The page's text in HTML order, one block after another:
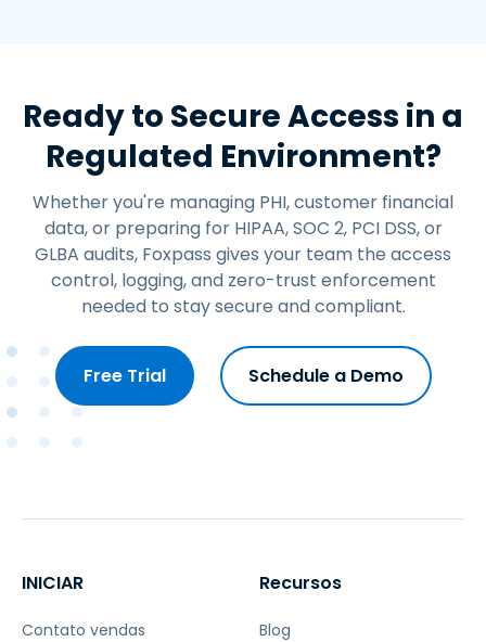
Ready to Secure Access in a
Regulated Environment?
Whether you're managing PHI, customer financial
data, or preparing for HIPAA, SOC 2, PCI DSS, or
GLBA audits, Foxpass gives your team the access
control, logging, and zero-trust enforcement
needed to stay secure and compliant.
Free Trial Schedule a Demo
INICIAR
Contato vendas
Recursos
Blog